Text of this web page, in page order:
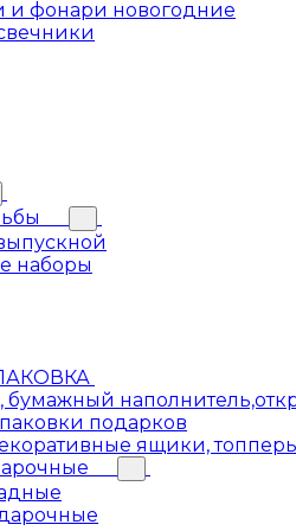
и фонари новогодние
наборы
бумажный
подарков
ящики,